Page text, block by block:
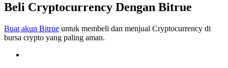
Beli Cryptocurrency Dengan Bitrue
Buat akun Bitrue untuk membeli dan menjual Cryptocurrency di
bursa crypto yang paling aman.